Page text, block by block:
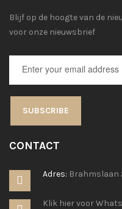
Blijf op de hoogte van de
voor onze nieuwsbrief
SUBSCRIBE
CONTACT
Adres: Brahmslaan
Klik hier voor